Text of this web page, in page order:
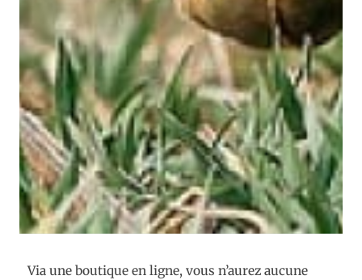
Via une boutique en ligne, vous n’aurez aucune